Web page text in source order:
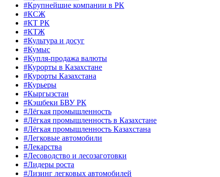
#Крупнейшие компании в РК
#КСЖ
#КТ РК
#КТЖ
#Культура и досуг
#Кумыс
#Купля-продажа валюты
#Курорты в Казахстане
#Курорты Казахстана
#Курьеры
#Кыргызстан
#Кэшбеки БВУ РК
#Лёгкая промышленность
#Лёгкая промышленность в Казахстане
#Лёгкая промышленность Казахстана
#Легковые автомобили
#Лекарства
#Лесоводство и лесозаготовки
#Лидеры роста
#Лизинг легковых автомобилей